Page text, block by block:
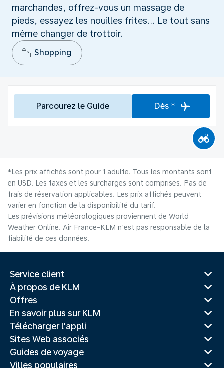
marchandes, offrez-vous un massage de
pieds, essayez les nouilles frites... Le tout sans
même changer de trottoir.
Shopping
Parcourez le Guide Dès *
*Les prix affichés sont pour 1 adulte. Tous les montants sont
en USD. Les taxes et les surcharges sont comprises. Pas de
frais de réservation applicables. Les prix affichés peuvent
varier en fonction de la disponibilité du tarif.
Les prévisions météorologiques proviennent de World
Weather Online. Air France-KLM n'est pas responsable de la
fiabilité de ces données.
Service client
À propos de KLM
Offres
En savoir plus sur KLM
Télécharger l'appli
Sites Web associés
Guides de voyage
Villes populaires